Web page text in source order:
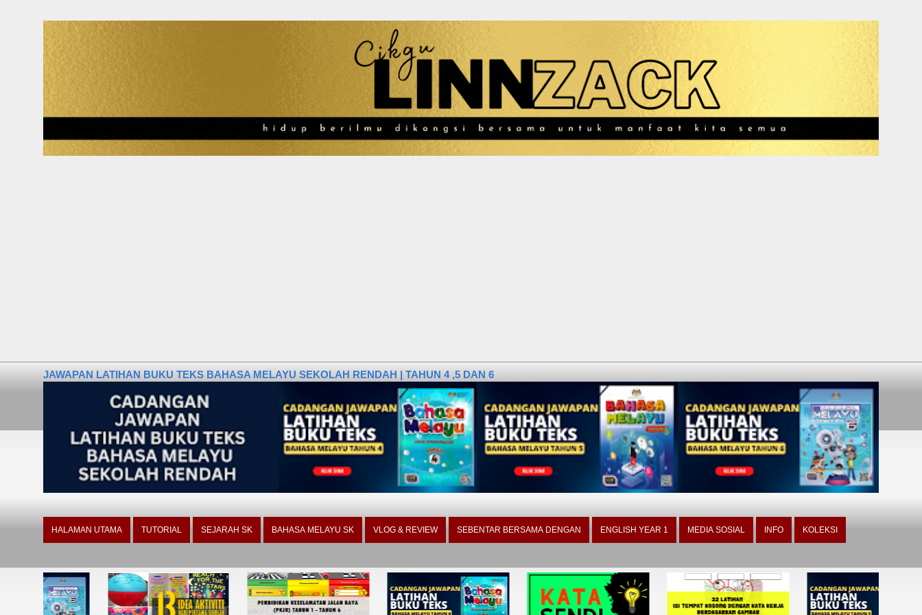
JAWAPAN LATIHAN BUKU TEKS BAHASA MELAYU SEKOLAH RENDAH | TAHUN 4 ,5 DAN 6
HALAMAN UTAMA TUTORIAL SEJARAH SK BAHASA MELAYU SK VLOG & REVIEW SEBENTAR BERSAMA DENGAN ENGLISH YEAR 1 MEDIA SOSIAL INFO KOLEKSI